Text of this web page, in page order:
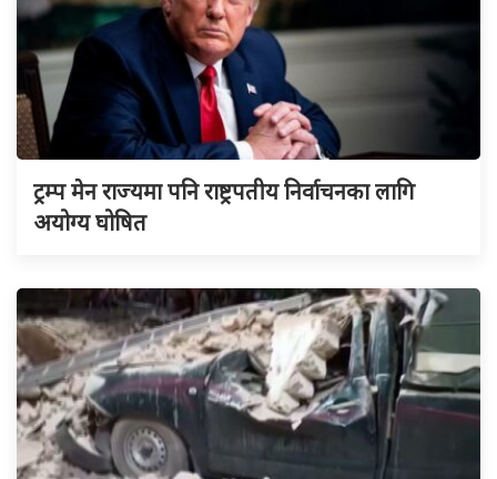
ट्रम्प मेन राज्यमा पनि राष्ट्रपतीय निर्वाचनका लागि
अयोग्य घोषित